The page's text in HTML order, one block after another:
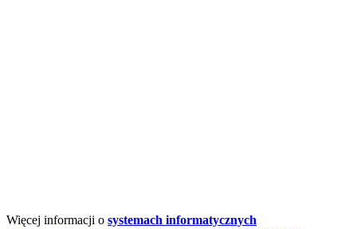
Więcej informacji o systemach informatycznych